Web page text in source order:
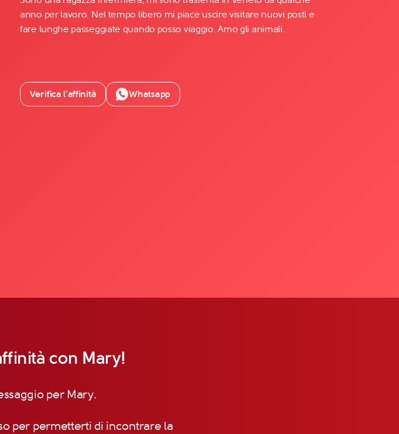
Facebook
TikTok
anno per lavoro. Nel tempo libero mi piace uscire visitare nuovi posti e
fare lunghe passeggiate quando posso viaggio. Amo gli animali.
Verifica l’affinità Whatsapp
con Mary!
per Mary.
per permetterti di incontrare la